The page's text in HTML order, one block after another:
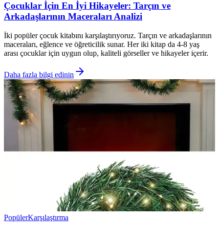
Çocuklar İçin En İyi Hikayeler: Tarçın ve
Arkadaşlarının Maceraları Analizi
İki popüler çocuk kitabını karşılaştırıyoruz. Tarçın ve arkadaşlarının
maceraları, eğlence ve öğreticilik sunar. Her iki kitap da 4-8 yaş
arası çocuklar için uygun olup, kaliteli görseller ve hikayeler içerir.
Daha fazla bilgi edinin
PopülerKarşılaştırma